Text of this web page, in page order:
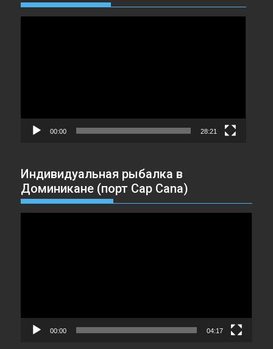
00:00 28:21
Индивидуальная рыбалка в
Доминикане (порт Cap Cana)
00:00 04:17